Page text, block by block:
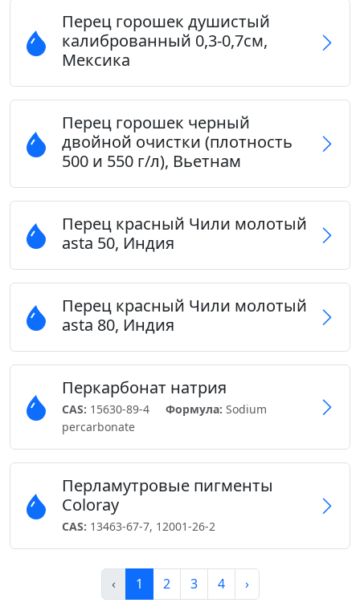
Перец горошек душистый
калиброванный 0,3-0,7см,
Мексика
Перец горошек черный
двойной очистки (плотность
500 и 550 г/л), Вьетнам
Перец красный Чили молотый
asta 50, Индия
Перец красный Чили молотый
asta 80, Индия
Перкарбонат натрия
CAS: 15630-89-4 Формула: Sodium
percarbonate
Перламутровые пигменты
Coloray
CAS: 13463-67-7, 12001-26-2
‹ 1 2 3 4 ›